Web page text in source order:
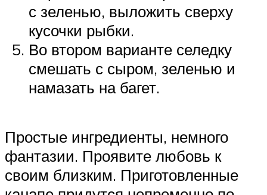
с зеленью, выложить сверху
кусочки рыбки.
Во втором варианте селедку
смешать с сыром, зеленью и
намазать на багет.
Простые ингредиенты, немного
фантазии. Проявите любовь к
своим близким. Приготовленные